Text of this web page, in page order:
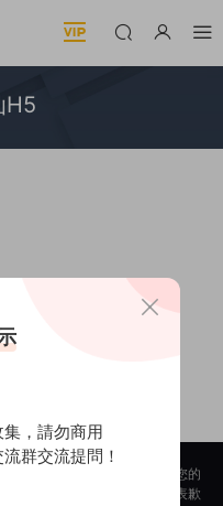
H5
、二次開發而來，若侵犯了您的
，給您帶來的不便，我們深表歉
，請勿商用
群交流提問！